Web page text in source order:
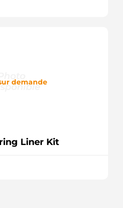
demande
Liner Kit